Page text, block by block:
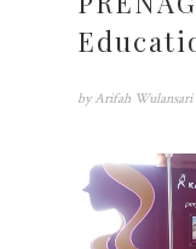
by Arifah Wulansari